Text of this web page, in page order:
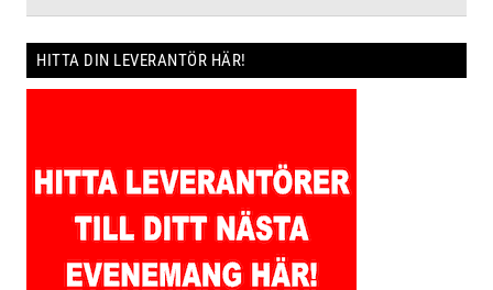
HITTA DIN LEVERANTÖR HÄR!